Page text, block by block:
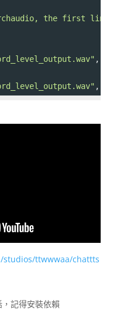
the first line
,
,
studios/ttwwwaa/chattts
記得安裝依賴